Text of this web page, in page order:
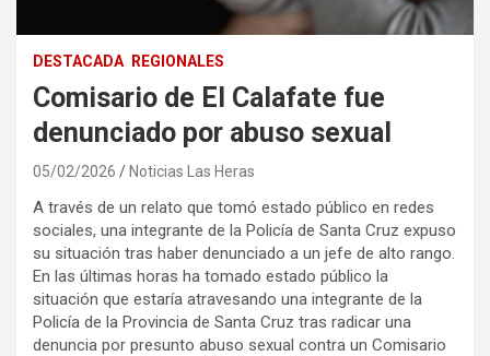
DESTACADA REGIONALES
Comisario de El Calafate fue
denunciado por abuso sexual
05/02/2026 Noticias Las Heras
A través de un relato que tomó estado público en redes
sociales, una integrante de la Policía de Santa Cruz expuso
su situación tras haber denunciado a un jefe de alto rango.
En las últimas horas ha tomado estado público la
situación que estaría atravesando una integrante de la
Policía de la Provincia de Santa Cruz tras radicar una
denuncia por presunto abuso sexual contra un Comisario